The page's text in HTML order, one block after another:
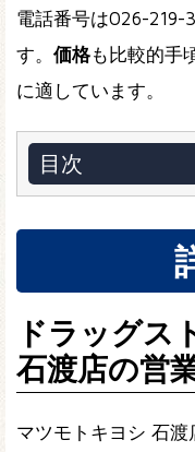
電話番号は026-219-
す。 価格も比較的手
に適しています。
目次
ドラッグス
石渡店の営
マツモトキヨシ 石